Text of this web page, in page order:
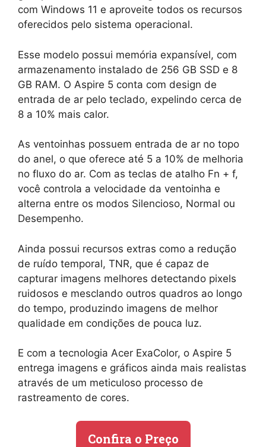
com Windows 11 e aproveite todos os recursos
oferecidos pelo sistema operacional.
Esse modelo possui memória expansível, com
armazenamento instalado de 256 GB SSD e 8
GB RAM. O Aspire 5 conta com design de
entrada de ar pelo teclado, expelindo cerca de
8 a 10% mais calor.
As ventoinhas possuem entrada de ar no topo
do anel, o que oferece até 5 a 10% de melhoria
no fluxo do ar. Com as teclas de atalho Fn + f,
você controla a velocidade da ventoinha e
alterna entre os modos Silencioso, Normal ou
Desempenho.
Ainda possui recursos extras como a redução
de ruído temporal, TNR, que é capaz de
capturar imagens melhores detectando pixels
ruidosos e mesclando outros quadros ao longo
do tempo, produzindo imagens de melhor
qualidade em condições de pouca luz.
E com a tecnologia Acer ExaColor, o Aspire 5
entrega imagens e gráficos ainda mais realistas
através de um meticuloso processo de
rastreamento de cores.
Confira o Preço